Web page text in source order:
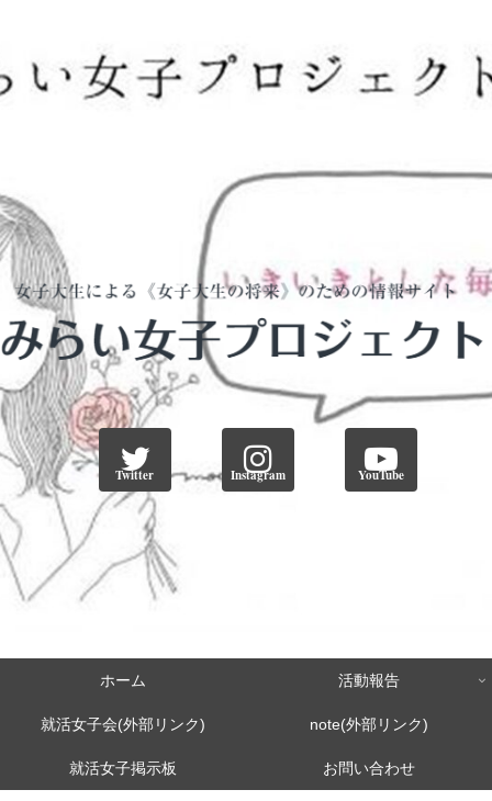
Twitter Instagram YouTube
ホーム 活動報告
就活女子会(外部リンク) note(外部リンク)
就活女子掲示板 お問い合わせ